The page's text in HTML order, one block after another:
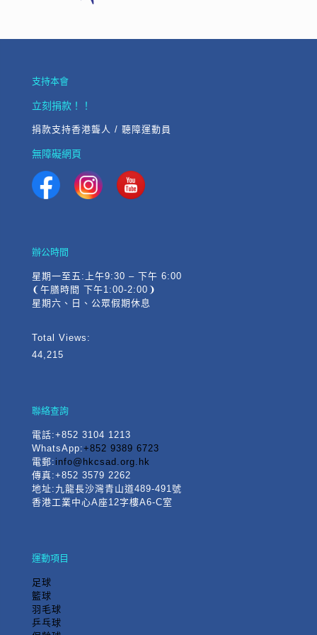
支持本會
立刻捐款！！
捐款支持香港聾人 / 聽障運動員
無障礙網頁
辦公時間
星期一至五:上午9:30 – 下午 6:00
❨午膳時間 下午1:00-2:00❩
星期六、日、公眾假期休息
Total Views:
44,215
聯絡查詢
電話:+852 3104 1213
WhatsApp:+852 9389 6723
電郵: info@hkcsad.org.hk
傳真:+852 3579 2262
地址:九龍長沙灣青山道489-491號
香港工業中心A座12字樓A6-C室
運動項目
足球
籃球
羽毛球
乒乓球